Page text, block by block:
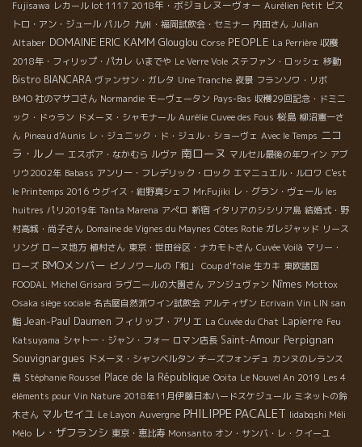
Fujisawa レカール lot 1117 2018年・ボジョレヌーヴォー Aurélien Petit ビス
トロ・アン・ジュール パルク 九州・福岡試飲会・セミナー 内田さん Julian
Altaber DOMAINE ERIC KAMM Glouglou Corse PEOPLE La Perrière 収穫
2018年・フィリップ・パカレ いまでや Le Verre Vole ステファン・ロッシェ 移動
Bistro BIANCARA ヴァンサン・ガレタ Une Tranche 夜景 フランソワ・リボ
BMO 社のマサコさん Normandie モーヴェータン Pays-Bas 収穫29回記念・ドミニ
ック・ドゥラン ドメーヌ・シャモナール Aurélie Cuvee des Fous 桜島 柳沼憲一さ
ん Pineau d'Aunis レ・ジュニック・ド・ジュル・ショーヴェ Avec le Temps ニコ
ラ・ルノー エスポア・なかむら ルヴァ 南ローヌ マルセル最後の年ワイン アブ
リウ2002年 Babass アンリー・フレデリック・ロック エマニュエル・ルロワ C'est
le Printemps 2016 ウグイス・紺野真シェフ Mr.Fujiki レ・グラン・ヴェール les
huitres パリ2019年 Tanta Marena アぺロ 新宿 イタリアのシシリア島 結婚式・野
村高城・尚子さん Domaine de Vignes du Maynes Côtes Rotie ガレジャッド リース
リング ローヌ地方 植村さん 東京・世田谷区・ナカモトさん Cuvée Voilà マリー・
ローズ BMOメンバー ピノノワールの「和」 Coup d'folie 生カキ 東欧諸国
FOODAL Michel Grisard ラヴニールの大園さん アンジュヴァン Nîmes Mottox
Osaka siège sociale 名古屋自然派ワイン試飲会 アルティザン Ecrivain Vin LIN san
鮨 Jean-Paul Daumen フィリップ・アリエ La Cuvée du Chat Lapierre Feu
Katsuyama シャトー・ジャン・フォー ロマン店長 Saint-Amour Perpignan
Souvignargues ドメーヌ・シャンベルタン チーズフォンデュ カンヌのレランス
島 Stéphanie Roussel Place de la République Ooita Le Nouvel An 2019 Les 4
éléments pour Vin Nature 2018年11月伊藤日本ハードスケジュール ミネットの鈴
木さん マルセイユ Le Layon Auvergne PHILIPPE PACALET Iidabqshi Méli
Mélo レ・ザフランシ 東京・恵比寿 Monsanto オン・サンバ・レ・クイーユ